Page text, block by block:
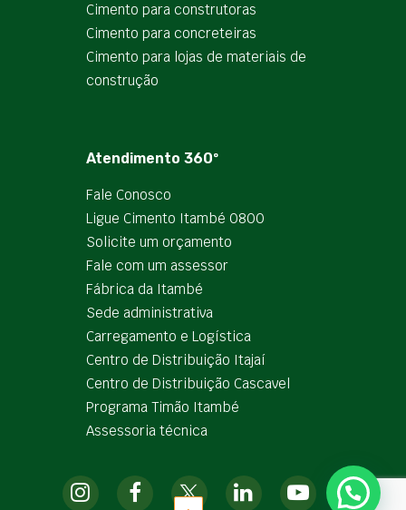
Cimento para construtoras
Cimento para concreteiras
Cimento para lojas de materiais de
construção
Atendimento 360º
Fale Conosco
Ligue Cimento Itambé 0800
Solicite um orçamento
Fale com um assessor
Fábrica da Itambé
Sede administrativa
Carregamento e Logística
Centro de Distribuição Itajaí
Centro de Distribuição Cascavel
Programa Timão Itambé
Assessoria técnica